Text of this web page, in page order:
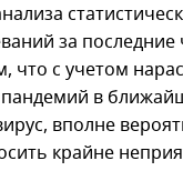
за последние
что с учетом
в
вполне
крайне